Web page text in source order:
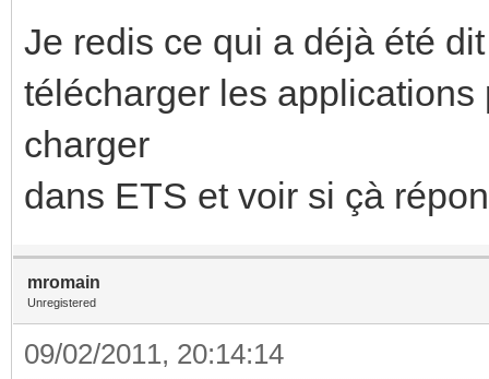
Je redis ce qui a déjà été
télécharger les
charger
dans ETS et voir si çà
mromain
Unregistered
09/02/2011, 20:14:14